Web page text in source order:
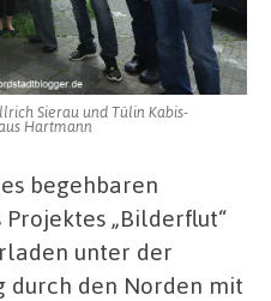
Sierau und Tülin Kabis-
Hartmann
begehbaren
„Bilderflut“
unter der
durch den Norden mit